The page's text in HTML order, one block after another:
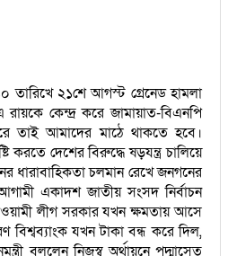
২১শে আগস্ট গ্রেনেড হামলা
কেন্দ্র করে জামায়াত-বিএনপি
তাই আমাদের মাঠে থাকতে হবে।
করতে দেশের বিরুদ্ধে ষড়যন্ত্র চালিয়ে
ধারাবাহিকতা চলমান রেখে জনগনের
একাদশ জাতীয় সংসদ নির্বাচন
লীগ সরকার যখন ক্ষমতায় আসে
বিশ্বব্যাংক যখন টাকা বন্ধ করে দিল,
বললেন নিজস্ব অর্থায়নে পদ্মাসেতু